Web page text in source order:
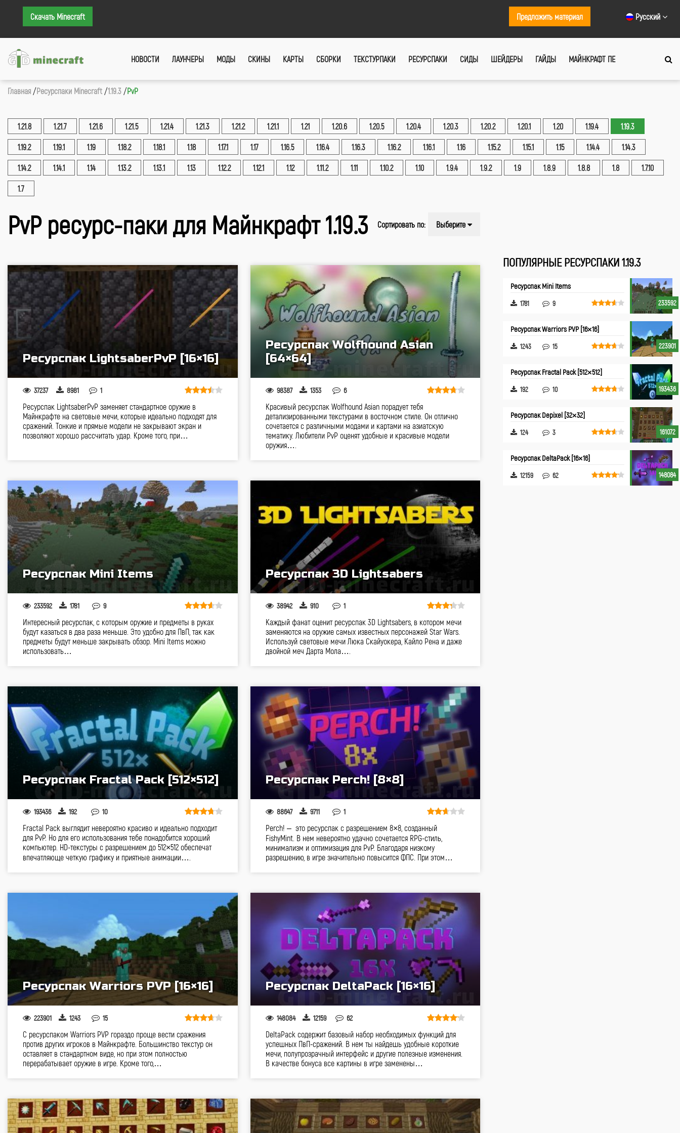
Скачать Minecraft Русский
Предложить материал
НОВОСТИ ЛАУНЧЕРЫ МОДЫ СКИНЫ КАРТЫ СБОРКИ ТЕКСТУРПАКИ РЕСУРСПАКИ СИДЫ ШЕЙДЕРЫ ГАЙДЫ МАЙНКРАФТ ПЕ
Главная Ресурспаки Minecraft 1.19.3 PvP
1.21.8 1.21.7 1.21.6 1.21.5 1.21.4 1.21.3 1.21.2 1.21.1 1.21 1.20.6 1.20.5 1.20.4 1.20.3 1.20.2 1.20.1 1.20 1.19.4 1.19.3
1.19.2 1.19.1 1.19 1.18.2 1.18.1 1.18 1.17.1 1.17 1.16.5 1.16.4 1.16.3 1.16.2 1.16.1 1.16 1.15.2 1.15.1 1.15 1.14.4 1.14.3
1.14.2 1.14.1 1.14 1.13.2 1.13.1 1.13 1.12.2 1.12.1 1.12 1.11.2 1.11 1.10.2 1.10 1.9.4 1.9.2 1.9 1.8.9 1.8.8 1.8 1.7.10
1.7
PvP ресурс-паки для Майнкрафт 1.19.3 Сортировать по: Выберите
Ресурспак LightsaberPvP [16×16]
37237 8981 1
Ресурспак LightsaberPvP заменяет стандартное оружие в
Майнкрафте на световые мечи, которые идеально подходят для
сражений. Тонкие и прямые модели не закрывают экран и
позволяют хорошо рассчитать удар. Кроме того, при…
Ресурспак Wolfhound Asian
[64×64]
98387 1353 6
Красивый ресурспак Wolfhound Asian порадует тебя
детализированными текстурами в восточном стиле. Он отлично
сочетается с различными модами и картами на азиатскую
тематику. Любители PvP оценят удобные и красивые модели
оружия….
Ресурспак Mini Items
233592 1781 9
Интересный ресурспак, с которым оружие и предметы в руках
будут казаться в два раза меньше. Это удобно для ПвП, так как
предметы будут меньше закрывать обзор. Mini Items можно
использовать…
Ресурспак 3D Lightsabers
38942 910 1
Каждый фанат оценит ресурспак 3D Lightsabers, в котором мечи
заменяются на оружие самых известных персонажей Star Wars.
Используй световые мечи Люка Скайуокера, Кайло Рена и даже
двойной меч Дарта Мола….
Ресурспак Fractal Pack [512×512]
193436 192 10
Fractal Pack выглядит невероятно красиво и идеально подходит
для PvP. Но для его использования тебе понадобится хороший
компьютер. HD-текстуры с разрешением до 512×512 обеспечат
впечатляюще четкую графику и приятные анимации….
Ресурспак Perch! [8×8]
88647 9711 1
Perch! – это ресурспак с разрешением 8×8, созданный
FishyMint. В нем невероятно удачно сочетается RPG-стиль,
минимализм и оптимизация для PvP. Благодаря низкому
разрешению, в игре значительно повысится ФПС. При этом…
Ресурспак Warriors PVP [16×16]
223901 1243 15
С ресурспаком Warriors PVP гораздо проще вести сражения
против других игроков в Майнкрафте. Большинство текстур он
оставляет в стандартном виде, но при этом полностью
перерабатывает оружие в игре. Кроме того,…
Ресурспак DeltaPack [16×16]
148084 12159 62
DeltaPack содержит базовый набор необходимых функций для
успешных ПвП-сражений. В нем ты найдешь удобные короткие
мечи, полупрозрачный интерфейс и другие полезные изменения.
В качестве бонуса все картины в игре заменены…
ПОПУЛЯРНЫЕ РЕСУРСПАКИ 1.19.3
233592
Ресурспак Mini Items
1781 9
223901
Ресурспак Warriors PVP [16×16]
1243 15
193436
Ресурспак Fractal Pack [512×512]
192 10
161072
Ресурспак Depixel [32×32]
124 3
148084
Ресурспак DeltaPack [16×16]
12159 62